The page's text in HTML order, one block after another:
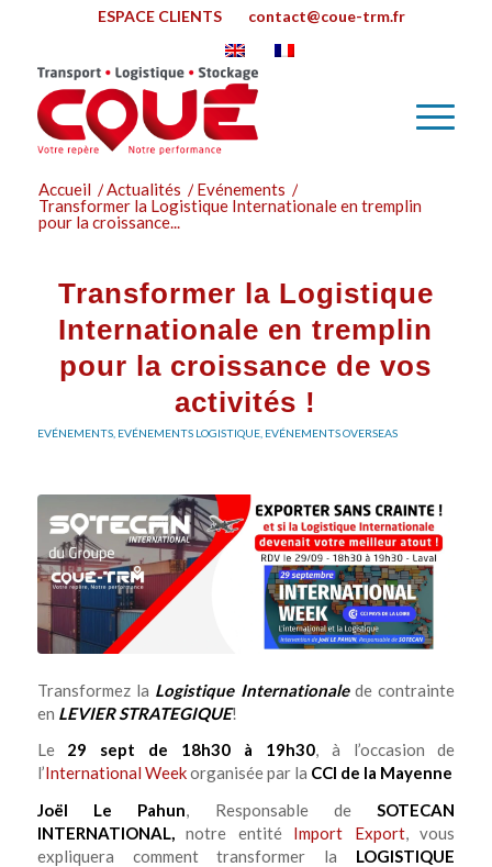
ESPACE CLIENTS contact@coue-trm.fr
Accueil /Actualités / Evénements /
Transformer la Logistique Internationale en tremplin
pour la croissance...
Transformer la Logistique
Internationale en tremplin
pour la croissance de vos
activités !
EVÉNEMENTS, EVÉNEMENTS LOGISTIQUE, EVÉNEMENTS OVERSEAS
Transformez la Logistique Internationalede contrainte
en LEVIER STRATEGIQUE!
Le 29 sept de 18h30 à 19h30, à l’occasion de
l’International Weekorganisée par la CCI de la Mayenne
Joël Le Pahun, Responsable deSOTECAN
INTERNATIONAL,notre entité Import Export, vous
expliquera comment transformer la LOGISTIQUE